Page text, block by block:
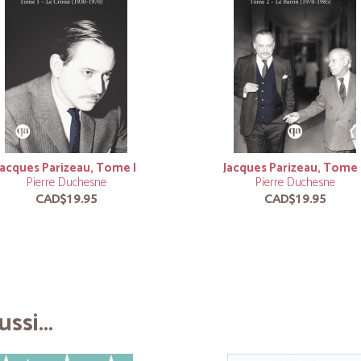
Parizeau, Tome I
Pierre Duchesne
CAD$19.95
Jacques Parizeau, Tome
Pierre Duchesne
CAD$19.95